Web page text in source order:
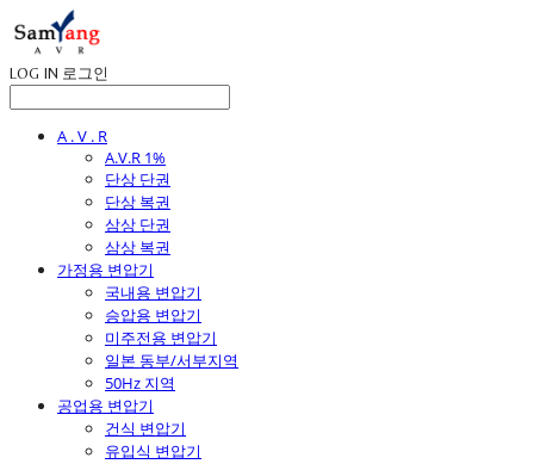
LOG IN 로그인
A . V . R
A.V.R 1%
단상 단권
단상 복권
삼상 단권
삼상 복권
가정용 변압기
국내용 변압기
승압용 변압기
미주전용 변압기
일본 동부/서부지역
50Hz 지역
공업용 변압기
건식 변압기
유입식 변압기